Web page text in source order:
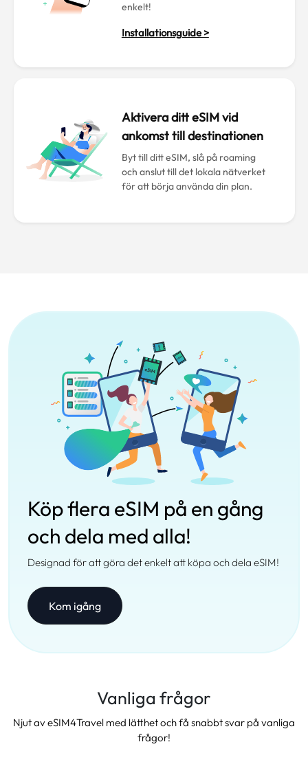
enkelt!
Installationsguide >
Aktivera ditt eSIM vid
ankomst till destinationen
Byt till ditt eSIM, slå på roaming
och anslut till det lokala nätverket
för att börja använda din plan.
Köp flera eSIM på en gång
och dela med alla!
Designad för att göra det enkelt att köpa och dela eSIM!
Kom igång
Vanliga frågor
Njut av eSIM4Travel med lätthet och få snabbt svar på vanliga
frågor!